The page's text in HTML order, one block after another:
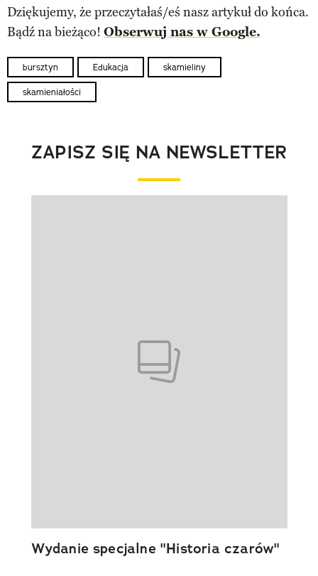
Dziękujemy, że przeczytałaś/eś nasz artykuł do końca.
Bądź na bieżąco! Obserwuj nas w Google.
bursztyn Edukacja skamieliny
skamieniałości
ZAPISZ SIĘ NA NEWSLETTER
Wydanie specjalne "Historia czarów"